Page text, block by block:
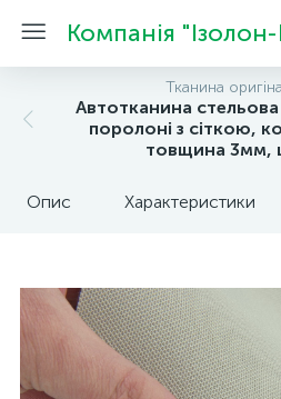
Компанія
Тканина
Автотканина
поролоні з сіткою,
товщина 3мм,
Опис Характеристики